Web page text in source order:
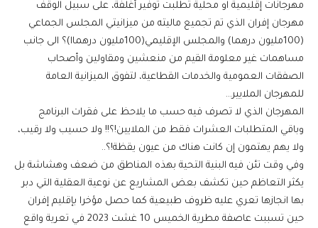
مهرجانات إقليمية او محلية تطلبت توفير أغلفة، على سبيل الوقف
مهرجان إفران الذي تم تجميع ماليته من ميزانيتي المجلس الجماعي
(100مليون درهما) والمجلس الإقليمي(100مليون درهماا)؟ الى جانب
مساهمات غير معلومة القيم من منعشين ومقاولين وأصحاب
الصفقات العمومية والخدمات القطاعية، لتفوق الميزانية العامة
للمهرجان الملايير…
المهرجان الذي لا تصرف فيه حسب ما يلاحظ على فقرات البرنامج
وباقي المتطلبات العشرات فقط من الملايين!؟!! ولا حسيب ولا رقيب،
ولا يهم يهتمون إن كانت هناك من عيون يقظة!؟..
وفي وقت تئن فيه البنية التحية بهذه المناطق من ضعف وهشاشة بل
يكثر التعاظم حين تكشف بعض المشاريع عن نوعية العقلية التي دبر
بها انجازها تعري عليه ظروف طبيعية كما حصل مؤخرا بإقليم إفران
حين تسببت عاصفة مطرية الخميس 10 غشت 2023 في تعرية واقع